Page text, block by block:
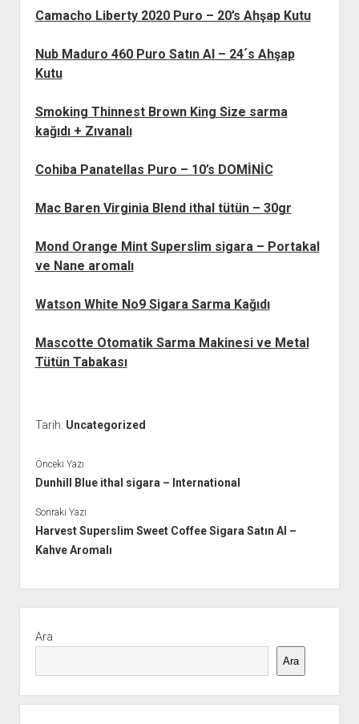
Camacho Liberty 2020 Puro – 20’s Ahşap Kutu
Nub Maduro 460 Puro Satın Al – 24´s Ahşap
Kutu
Smoking Thinnest Brown King Size sarma
kağıdı + Zıvanalı
Cohiba Panatellas Puro – 10’s DOMİNİC
Mac Baren Virginia Blend ithal tütün – 30gr
Mond Orange Mint Superslim sigara – Portakal
ve Nane aromalı
Watson White No9 Sigara Sarma Kağıdı
Mascotte Otomatik Sarma Makinesi ve Metal
Tütün Tabakası
Tarih: Uncategorized
Önceki Yazı
Dunhill Blue ithal sigara – International
Sonraki Yazı
Harvest Superslim Sweet Coffee Sigara Satın Al –
Kahve Aromalı
Menü
Ara
Ara